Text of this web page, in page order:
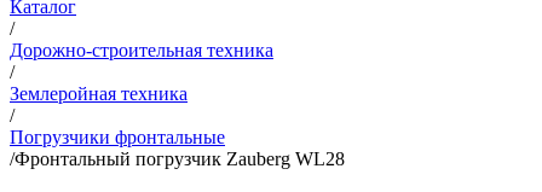
Каталог
/
Дорожно-строительная техника
/
Землеройная техника
/
Погрузчики фронтальные
/Фронтальный погрузчик Zauberg WL28